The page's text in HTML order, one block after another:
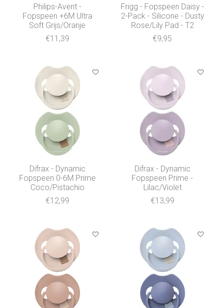
Philips-Avent -
Fopspeen +6M Ultra
Soft Grijs/Oranje
€11,39
Frigg - Fopspeen Daisy -
2-Pack - Silicone - Dusty
Rose/Lily Pad - T2
€9,95
Difrax - Dynamic
Fopspeen 0-6M Prime
Coco/Pistachio
€12,99
Difrax - Dynamic
Fopspeen Prime -
Lilac/Violet
€13,99